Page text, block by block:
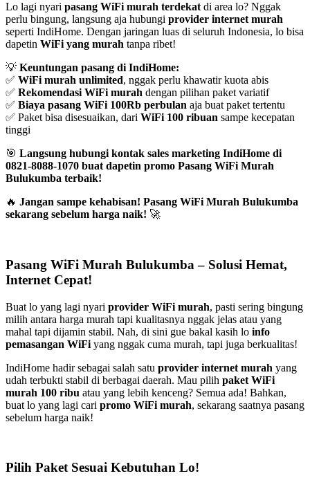
Lo lagi nyari pasang WiFi murah terdekat di area lo? Nggak
perlu bingung, langsung aja hubungi provider internet murah
seperti IndiHome. Dengan jaringan luas di seluruh Indonesia, lo bisa
dapetin WiFi yang murah tanpa ribet!
💡 Keuntungan pasang di IndiHome:
✅ WiFi murah unlimited, nggak perlu khawatir kuota abis
✅ Rekomendasi WiFi murah dengan pilihan paket variatif
✅ Biaya pasang WiFi 100Rb perbulan aja buat paket tertentu
✅ Paket bisa disesuaikan, dari WiFi 100 ribuan sampe kecepatan
tinggi
🎯 Langsung hubungi kontak sales marketing IndiHome di
0821-8088-1070 buat dapetin promo Pasang WiFi Murah
Bulukumba terbaik!
🔥 Jangan sampe kehabisan! Pasang WiFi Murah Bulukumba
sekarang sebelum harga naik! 🚀
Pasang WiFi Murah Bulukumba – Solusi Hemat,
Internet Cepat!
Buat lo yang lagi nyari provider WiFi murah, pasti sering bingung
milih antara harga murah tapi kualitasnya nggak jelas atau yang
mahal tapi dijamin stabil. Nah, di sini gue bakal kasih lo info
pemasangan WiFi yang nggak cuma murah, tapi juga berkualitas!
IndiHome hadir sebagai salah satu provider internet murah yang
udah terbukti stabil di berbagai daerah. Mau pilih paket WiFi
murah 100 ribu atau yang lebih kenceng? Semua ada! Bahkan,
buat lo yang lagi cari promo WiFi murah, sekarang saatnya pasang
sebelum harga naik!
Pilih Paket Sesuai Kebutuhan Lo!